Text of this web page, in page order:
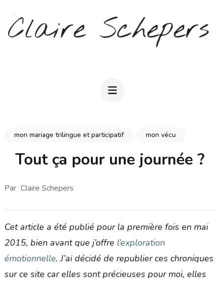
contenu
mon mariage trilingue et participatif mon vécu
Tout ça pour une journée ?
Par Claire Schepers
Cet article a été publié pour la première fois en mai
2015, bien avant que j’offre l’exploration
émotionnelle. J’ai décidé de republier ces chroniques
sur ce site car elles sont précieuses pour moi, elles